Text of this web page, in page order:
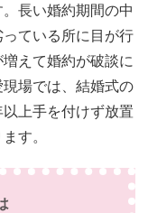
長い婚約期間の中
ている所に目が行
えて婚約が破談に
場では、結婚式の
上手を付けず放置
す。